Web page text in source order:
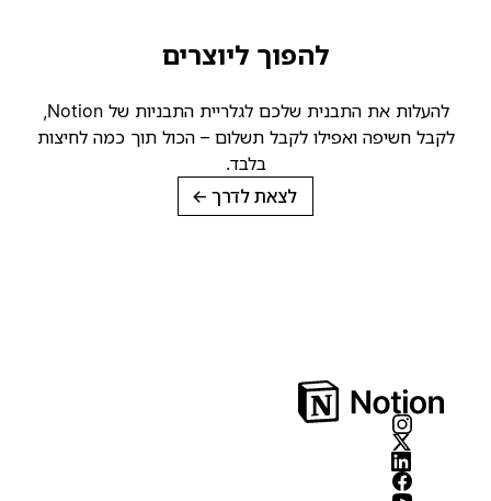
להפוך ליוצרים
לקבל חשיפה ואפילו לקבל תשלום – הכול תוך כמה לחיצות
בלבד.
לצאת לדרך →